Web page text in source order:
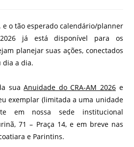
e o tão esperado calendário/planner
já está disponível para os
planejar suas ações, conectados
dia a dia.
suaAnuidade do CRA-AM 2026 e
exemplar (limitada a uma unidade
em nossa sede institucional
71 – Praça 14, e em breve nas
e Parintins.